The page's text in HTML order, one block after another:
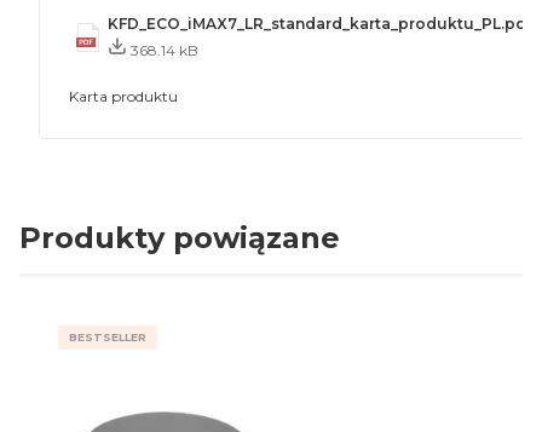
KFD_ECO_iMAX7_LR_standard_karta_produktu_PL.pdf
368.14 kB
Karta produktu
Produkty powiązane
BESTSELLER